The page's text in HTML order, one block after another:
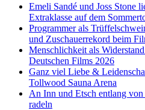
Emeli Sandé und Joss Stone
Extraklasse auf dem
Programmer als
und Zuschauerrekord beim
Menschlichkeit als
Deutschen Films 2026
Ganz viel Liebe &
Tollwood Sauna Arena
An Inn und Etsch entlang
radeln